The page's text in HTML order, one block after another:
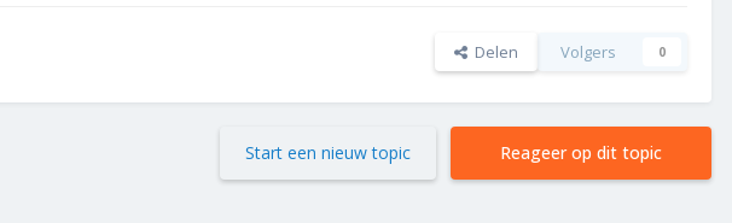
Delen Volgers 0
Reageer op dit topic
Start een nieuw topic